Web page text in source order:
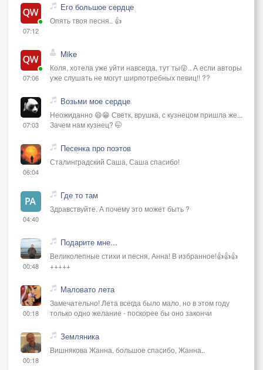
07:12
Его большое сердце
Опять твоя песня.. 👍
07:06
Mike
Коля, хотела уже уйти навсегда, тут ты😜.. А если авторы
уже слушать не могут ширпотребных певиц!! ??
07:03
Возьми мое сердце
Неожиданно 😄😁 Светк, врушка, с кузнецом пришла же...
Зачем нам кузнец? 🤭
06:04
Песенка про поэтов
Сталинградский Саша, Саша спасибо!
04:40
Где то там
Здравствуйте. А почему это может быть ?
00:48
Подарите мне...
Великолепные стихи и песня, Анна! В избранное!👍👍👍
+++++
00:18
Маловато лета
Замечательно! Лета всегда было мало, но в этом году
только одно желание - поскорее бы оно закончи
00:18
Земляника
Вишнякова Жанна, большое спасибо, Жанна..